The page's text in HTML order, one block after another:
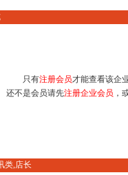
只有注册会员才能查看该企
还不是会员请先注册企业会员 ，
类,店长